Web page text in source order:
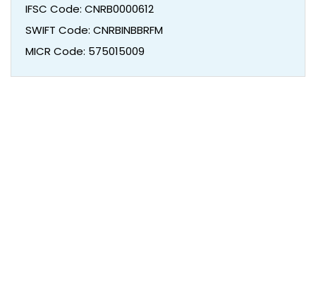
IFSC Code: CNRB0000612
SWIFT Code: CNRBINBBRFM
MICR Code: 575015009